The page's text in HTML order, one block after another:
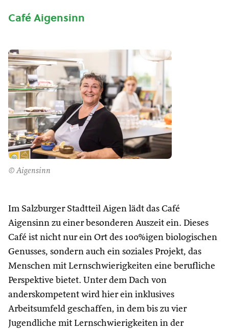
Café Aigensinn
© Aigensinn
Im Salzburger Stadtteil Aigen lädt das Café
Aigensinn zu einer besonderen Auszeit ein. Dieses
Café ist nicht nur ein Ort des 100%igen biologischen
Genusses, sondern auch ein soziales Projekt, das
Menschen mit Lernschwierigkeiten eine berufliche
Perspektive bietet. Unter dem Dach von
anderskompetent wird hier ein inklusives
Arbeitsumfeld geschaffen, in dem bis zu vier
Jugendliche mit Lernschwierigkeiten in der